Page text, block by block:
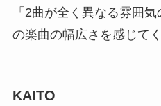
「2曲が全く異なる雰囲
の楽曲の幅広さを感じて
KAITO